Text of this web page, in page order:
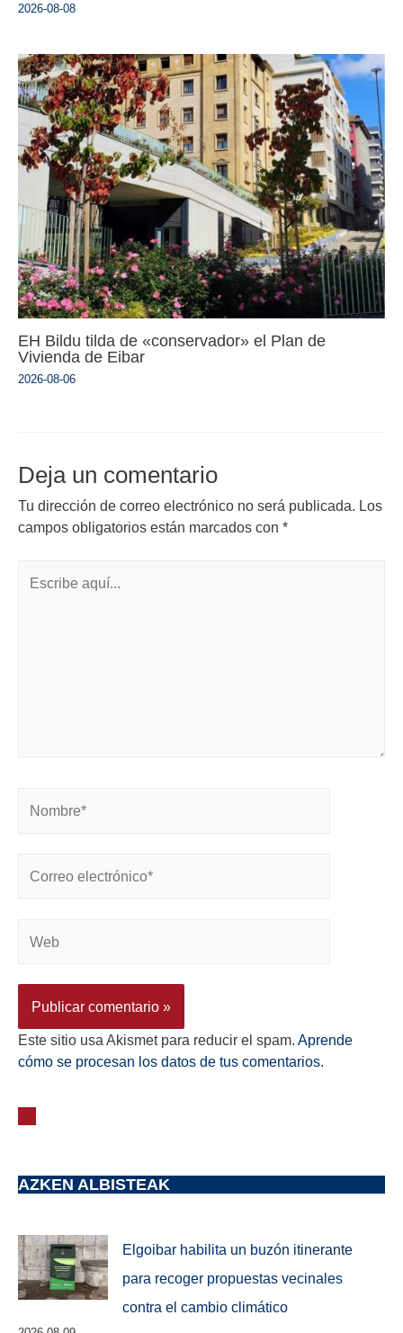
2026-08-08
EH Bildu tilda de «conservador» el Plan de
Vivienda de Eibar
2026-08-06
Deja un comentario
Tu dirección de correo electrónico no será publicada. Los
campos obligatorios están marcados con *
Este sitio usa Akismet para reducir el spam. Aprende
cómo se procesan los datos de tus comentarios.
AZKEN ALBISTEAK
Elgoibar habilita un buzón itinerante
para recoger propuestas vecinales
contra el cambio climático